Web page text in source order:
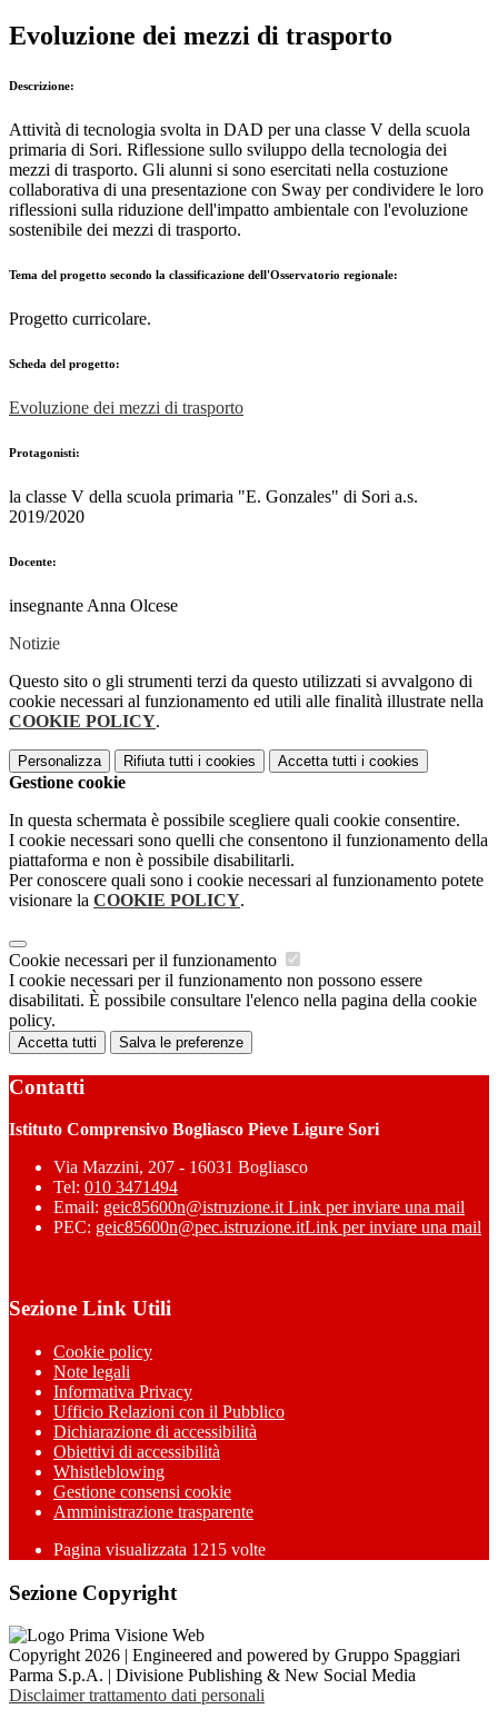
Evoluzione dei mezzi di trasporto
Descrizione:
Attività di tecnologia svolta in DAD per una classe V della scuola
primaria di Sori. Riflessione sullo sviluppo della tecnologia dei
mezzi di trasporto. Gli alunni si sono esercitati nella costuzione
collaborativa di una presentazione con Sway per condividere le loro
riflessioni sulla riduzione dell'impatto ambientale con l'evoluzione
sostenibile dei mezzi di trasporto.
Tema del progetto secondo la classificazione dell'Osservatorio regionale:
Progetto curricolare.
Scheda del progetto:
Evoluzione dei mezzi di trasporto
Protagonisti:
la classe V della scuola primaria "E. Gonzales" di Sori a.s.
2019/2020
Docente:
insegnante Anna Olcese
Notizie
Questo sito o gli strumenti terzi da questo utilizzati si avvalgono di
cookie necessari al funzionamento ed utili alle finalità illustrate nella
COOKIE POLICY.
Personalizza Rifiuta tutti i cookies Accetta tutti i cookies
Gestione cookie
In questa schermata è possibile scegliere quali cookie consentire.
I cookie necessari sono quelli che consentono il funzionamento della
piattaforma e non è possibile disabilitarli.
Per conoscere quali sono i cookie necessari al funzionamento potete
visionare la COOKIE POLICY.
Cookie necessari per il funzionamento
I cookie necessari per il funzionamento non possono essere
disabilitati. È possibile consultare l'elenco nella pagina della cookie
policy.
Accetta tutti Salva le preferenze
Contatti
Istituto Comprensivo Bogliasco Pieve Ligure Sori
Via Mazzini, 207 - 16031 Bogliasco
Tel: 010 3471494
Email: geic85600n@istruzione.it Link per inviare una mail
PEC: geic85600n@pec.istruzione.itLink per inviare una mail
Sezione Link Utili
Cookie policy
Note legali
Informativa Privacy
Ufficio Relazioni con il Pubblico
Dichiarazione di accessibilità
Obiettivi di accessibilità
Whistleblowing
Gestione consensi cookie
Amministrazione trasparente
Pagina visualizzata 1215 volte
Sezione Copyright
Copyright 2026 | Engineered and powered by Gruppo Spaggiari
Parma S.p.A. | Divisione Publishing & New Social Media
Disclaimer trattamento dati personali